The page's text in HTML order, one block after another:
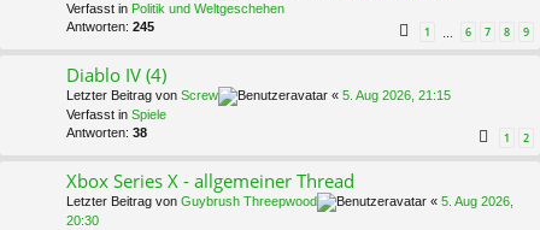
Verfasst in Politik und Weltgeschehen
Antworten: 245 1 … 6 7 8 9
Diablo IV (4)
Letzter Beitrag von Screw « 5. Aug 2026, 21:15
Verfasst in Spiele
Antworten: 38 1 2
Xbox Series X - allgemeiner Thread
Letzter Beitrag von Guybrush Threepwood « 5. Aug 2026,
20:30